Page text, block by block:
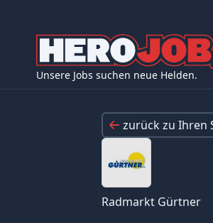
Unsere Jobs suchen neue Helden.
zurück zu Ihren
Radmarkt Gürtner